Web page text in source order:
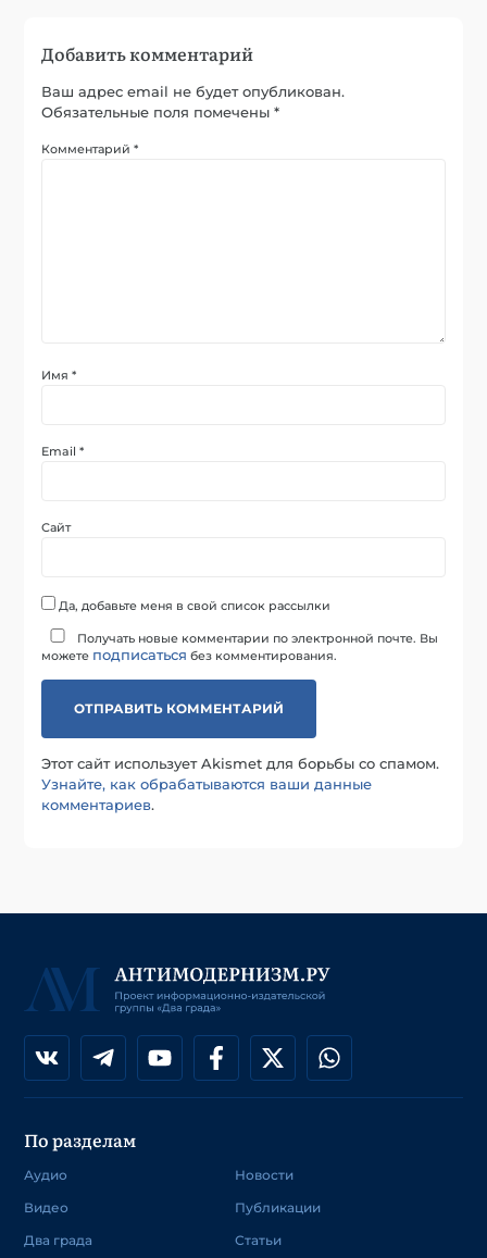
Добавить комментарий
Ваш адрес email не будет опубликован.
Обязательные поля помечены*
Комментарий*
Имя*
Email*
Сайт
Да, добавьте меня в свой список рассылки
Получать новые комментарии по электронной почте. Вы
можете подписаться без комментирования.
Этот сайт использует Akismet для борьбы со спамом.
Узнайте, как обрабатываются ваши данные
комментариев.
По разделам
Аудио
Видео
Два града
Новости
Публикации
Статьи